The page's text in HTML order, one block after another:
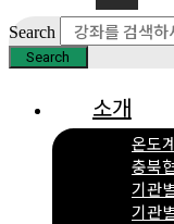
Search
Search
소개
온도
충북
기관
기관